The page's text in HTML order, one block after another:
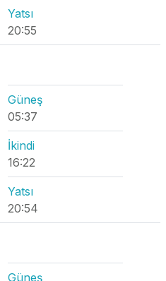
Yatsı
20:55
Güneş
05:37
İkindi
16:22
Yatsı
20:54
Güneş